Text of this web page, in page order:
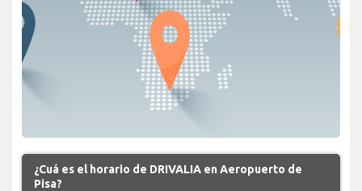
¿Cuá es el horario de DRIVALIA en Aeropuerto de
Pisa?